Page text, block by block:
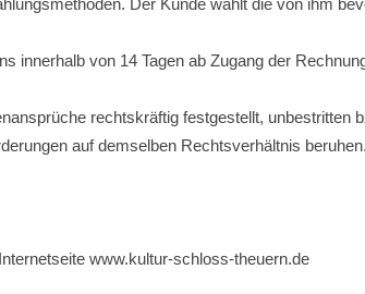
Der Kunde wählt die von ihm
innerhalb von 14 Tagen ab Zugang der
rechtskräftig festgestellt, unbestritten
auf demselben Rechtsverhältnis
www.kultur-schloss-theuern.de